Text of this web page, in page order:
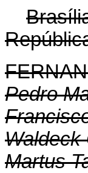
Pedro
Waldeck
Martus